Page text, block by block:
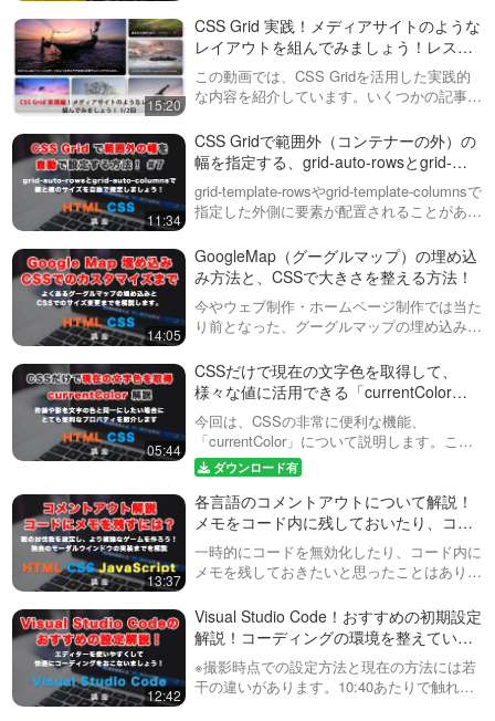
Webデザインで非常に重要な要素である
「CSSのアニメーション」…
15:20
CSS Grid 実践！メディアサイトのような
レイアウトを組んでみましょう！レスポ
ンシブにも対応！ 全２回（第１回目）
この動画では、CSS Gridを活用した実践的
な内容を紹介しています。いくつかの記事が
しながら、レスポンシブ対応を考慮した上で
２回に分けて解説していきます。動…
11:34
CSS Gridで範囲外（コンテナーの外）の
幅を指定する、grid-auto-rowsとgrid-
auto-columnsについて解説！ #7
grid-template-rowsやgrid-template-columnsで
指定した外側に要素が配置されることがあり
っていなくて、何列になるのか分からな…
14:05
GoogleMap（グーグルマップ）の埋め込
み方法と、CSSで大きさを整える方法！
今やウェブ制作・ホームページ制作では当た
り前となった、グーグルマップの埋め込みと
す。PCとスマホのそれぞれの考え方につい
ても触れています。Twitter（ツイ…
05:44
CSSだけで現在の文字色を取得して、
様々な値に活用できる「currentColor」
紹介！
今回は、CSSの非常に便利な機能、
「currentColor」について説明します。この
機能を使えば、現在の文字色を簡単に取得
し、その色を他のスタイルに活用することが
できます。「currentColo…
ダウンロード有
13:37
各言語のコメントアウトについて解説！
メモをコード内に残しておいたり、コー
ドを無効化する方法を紹介しています。
一時的にコードを無効化したり、コード内に
メモを残しておきたいと思ったことはありま
言語でこういったことが可能になります。さ
らにVSCodeではコメントアウトのシ…
12:42
Visual Studio Code！おすすめの初期設定
解説！コーディングの環境を整えていき
ましょう！
※撮影時点での設定方法と現在の方法には若
干の違いがあります。10:40あたりで触れて